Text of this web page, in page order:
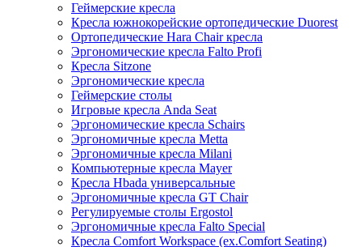
Геймерские кресла
Кресла южнокорейские ортопедические Duorest
Ортопедические Hara Chair кресла
Эргономические кресла Falto Profi
Кресла Sitzone
Эргономические кресла
Геймерские столы
Игровые кресла Anda Seat
Эргономические кресла Schairs
Эргономичные кресла Metta
Эргономичные кресла Milani
Компьютерные кресла Mayer
Кресла Hbada универсальные
Эргономичные кресла GT Chair
Регулируемые столы Ergostol
Эргономичные кресла Falto Special
Кресла Comfort Workspace (ex.Comfort Seating)